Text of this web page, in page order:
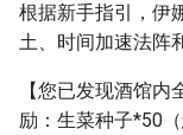
根据新手指引，伊
土、时间加速法阵
【您已发现酒馆
励：生菜种子*50